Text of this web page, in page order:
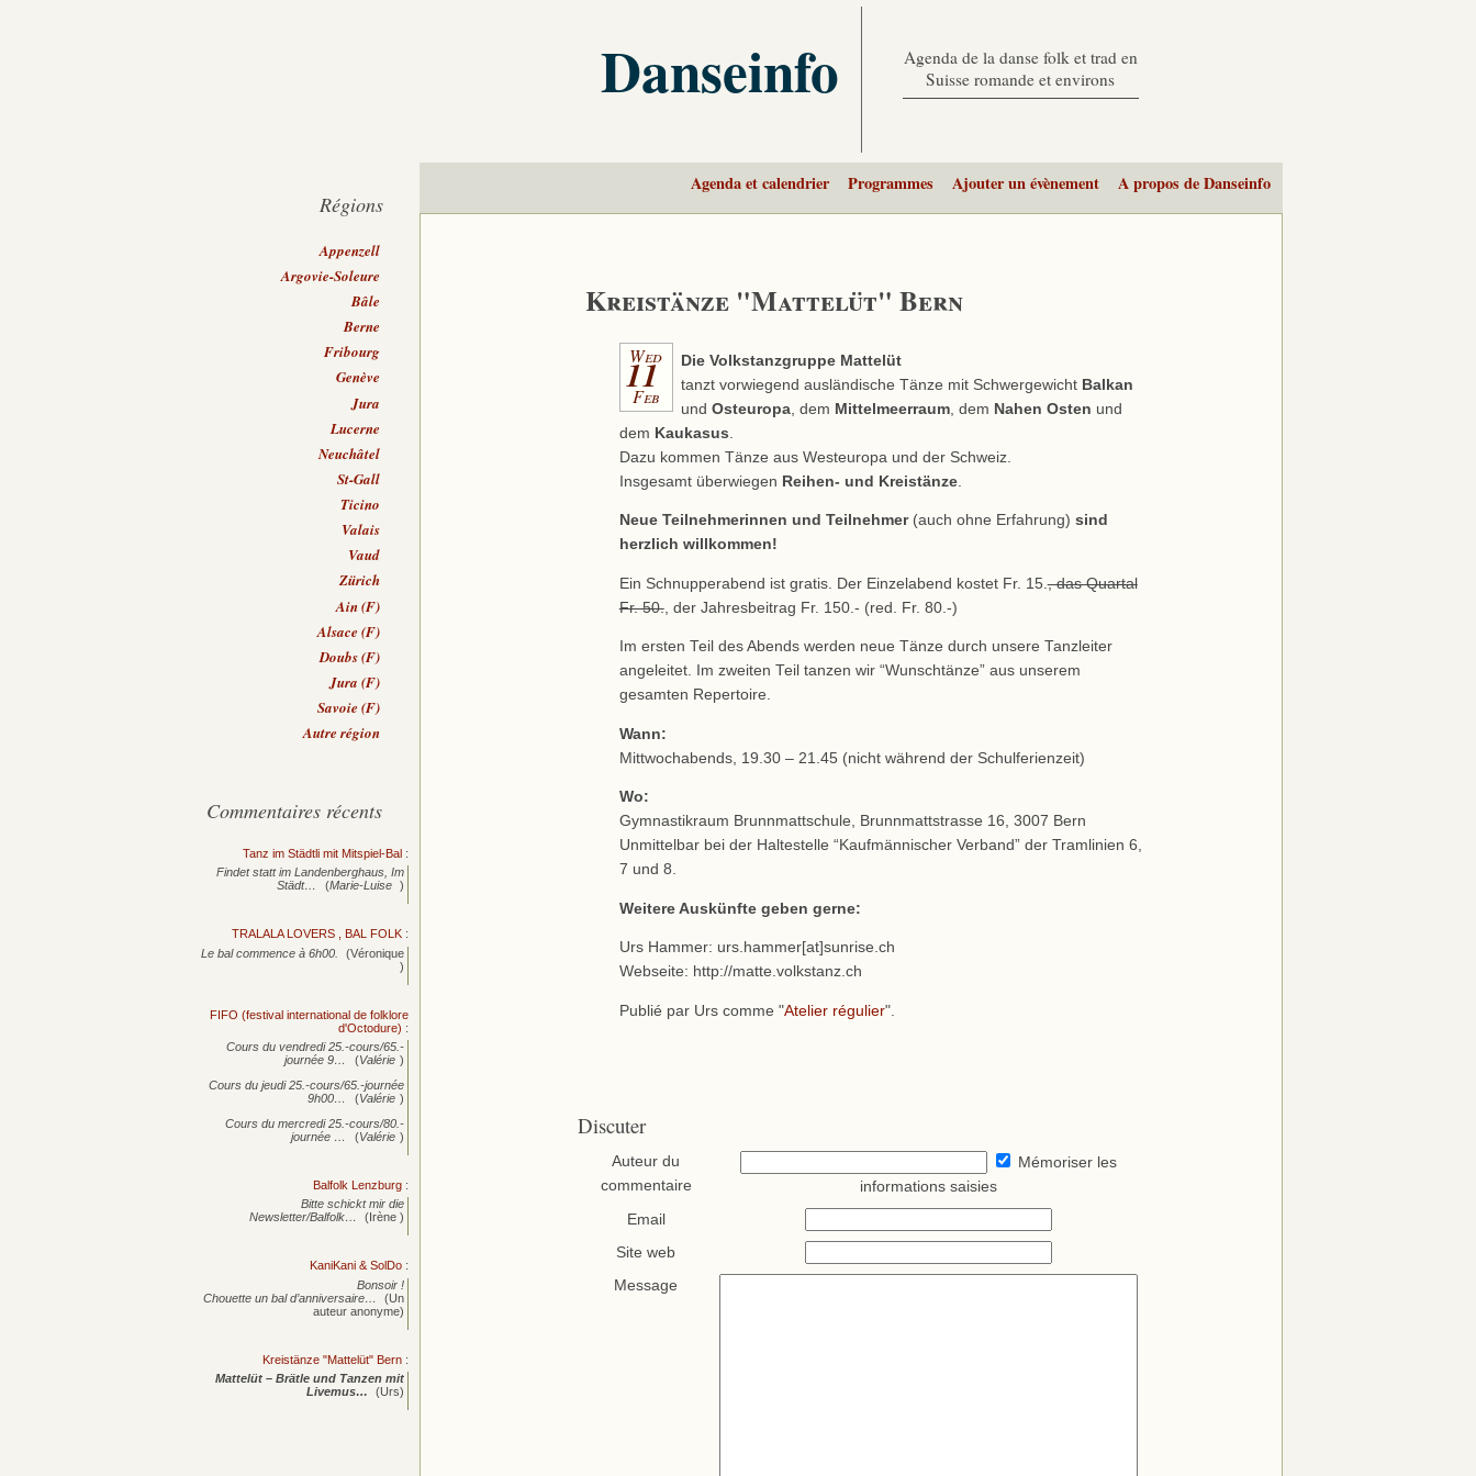
Danseinfo
Agenda de la danse folk et trad en
Suisse romande et environs
Agenda et calendrier Programmes Ajouter un évènement A propos de Danseinfo
Kreistänze "Mattelüt" Bern
Wed
11
Feb
Die Volkstanzgruppe Mattelüt
tanzt vorwiegend ausländische Tänze mit Schwergewicht Balkan
und Osteuropa, dem Mittelmeerraum, dem Nahen Osten und
dem Kaukasus
Dazu kommen Tänze aus Westeuropa und der Schweiz.
Insgesamt überwiegen Reihen- und Kreistänze.
Neue Teilnehmerinnen und Teilnehmer(auch ohne Erfahrung) sind
herzlich willkommen!
Ein Schnupperabend ist gratis. Der Einzelabend kostet Fr. 15., das Quartal
Fr. 50., der Jahresbeitrag Fr. 150.- (red. Fr. 80.-)
Im ersten Teil des Abends werden neue Tänze durch unsere Tanzleiter
angeleitet. Im zweiten Teil tanzen wir “Wunschtänze” aus unserem
gesamten Repertoire.
Wann:
Mittwochabends, 19.30 – 21.45 (nicht während der Schulferienzeit)
Wo:
Gymnastikraum Brunnmattschule, Brunnmattstrasse 16, 3007 Bern
Unmittelbar bei der Haltestelle “Kaufmännischer Verband” der Tramlinien 6,
7 und 8.
Weitere Auskünfte geben gerne:
Urs Hammer: urs.hammer[at]sunrise.ch
Webseite: http://matte.volkstanz.ch
Publié par Urs comme "Atelier régulier".
Discuter
Auteur du
commentaire
Mémoriser les
informations saisies
Email
Site web
Message
Régions
Appenzell
Argovie-Soleure
Bâle
Berne
Fribourg
Genève
Jura
Lucerne
Neuchâtel
St-Gall
Ticino
Valais
Vaud
Zürich
Ain (F)
Alsace (F)
Doubs (F)
Jura (F)
Savoie (F)
Autre région
Commentaires récents
Tanz im Städtli mit Mitspiel-Bal :
Findet statt im Landenberghaus, Im
Städt…
(Marie-Luise )
TRALALA LOVERS , BAL FOLK :
Le bal commence à 6h00.
(Véronique
)
FIFO (festival international de folklore
d'Octodure) :
Cours du vendredi 25.-cours/65.-
journée 9… (Valérie )
Cours du jeudi 25.-cours/65.-journée
9h00…
(Valérie )
Cours du mercredi 25.-cours/80.-
journée … (Valérie )
Balfolk Lenzburg :
Bitte schickt mir die
Newsletter/Balfolk…
(Irène )
KaniKani & SolDo :
Bonsoir !
Chouette un bal d’anniversaire…
(Un
auteur anonyme)
Kreistänze "Mattelüt" Bern :
Mattelüt – Brätle und Tanzen mit
Livemus…
(Urs)